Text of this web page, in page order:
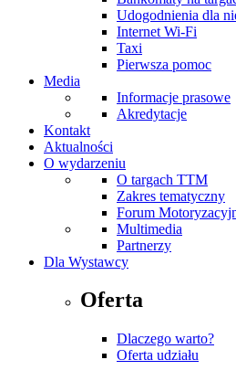
Udogodnienia dla
Internet Wi-Fi
Taxi
Pierwsza pomoc
Media
Informacje prasowe
Akredytacje
Kontakt
Aktualności
O wydarzeniu
O targach TTM
Zakres tematyczny
Forum
Multimedia
Partnerzy
Dla Wystawcy
Oferta
Dlaczego warto?
Oferta udziału